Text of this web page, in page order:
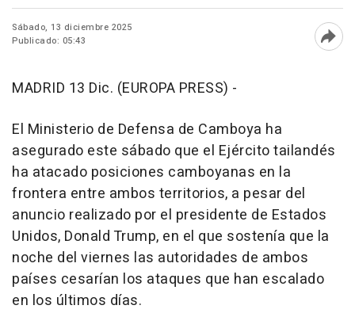
Sábado, 13 diciembre 2025
Publicado: 05:43
MADRID 13 Dic. (EUROPA PRESS) -
El Ministerio de Defensa de Camboya ha
asegurado este sábado que el Ejército tailandés
ha atacado posiciones camboyanas en la
frontera entre ambos territorios, a pesar del
anuncio realizado por el presidente de Estados
Unidos, Donald Trump, en el que sostenía que la
noche del viernes las autoridades de ambos
países cesarían los ataques que han escalado
en los últimos días.